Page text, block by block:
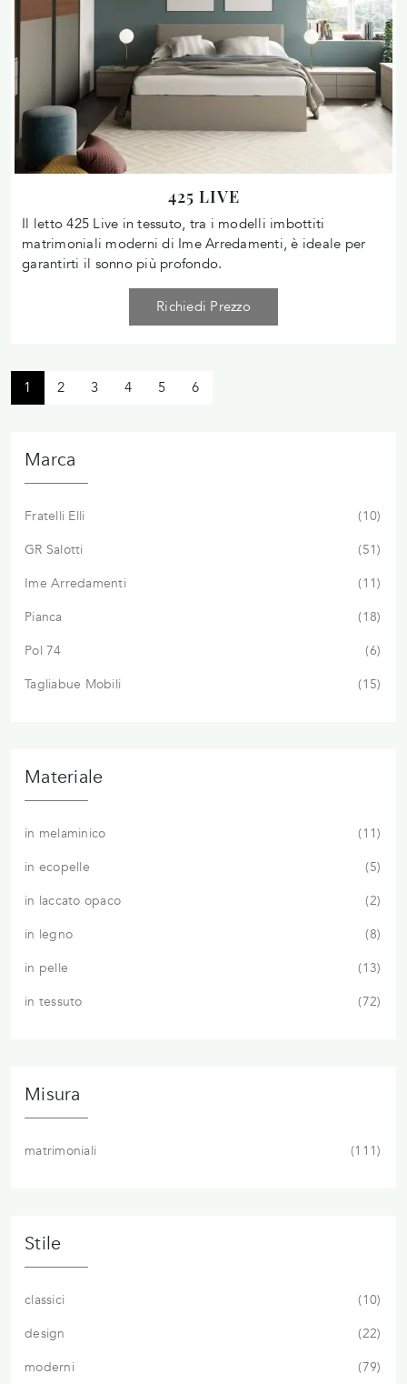
425 LIVE
Il letto 425 Live in tessuto, tra i modelli imbottiti
matrimoniali moderni di Ime Arredamenti, è ideale per
garantirti il sonno più profondo.
Richiedi Prezzo
1 2 3 4 5 6
Marca
Fratelli Elli
10
GR Salotti
51
Ime Arredamenti
11
Pianca
18
Pol 74
6
Tagliabue Mobili
15
Materiale
in melaminico
11
in ecopelle
5
in laccato opaco
2
in legno
8
in pelle
13
in tessuto
72
Misura
matrimoniali 111
Stile
classici
10
design
22
moderni
79